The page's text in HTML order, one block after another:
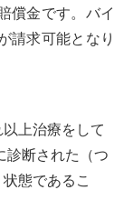
償金です。バイ
請求可能となり
上治療をして
診断された（つ
態であるこ